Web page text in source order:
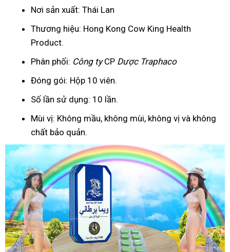
Nơi sản xuất: Thái Lan
Thương hiệu: Hong Kong Cow King Health
Product.
Phân phối: Công tyCP Dược Traphaco
Đóng gói: Hộp 10 viên.
Số lần sử dụng: 10 lần.
Mùi vị: Không mầu, không mùi, không vị và không
chất bảo quản.